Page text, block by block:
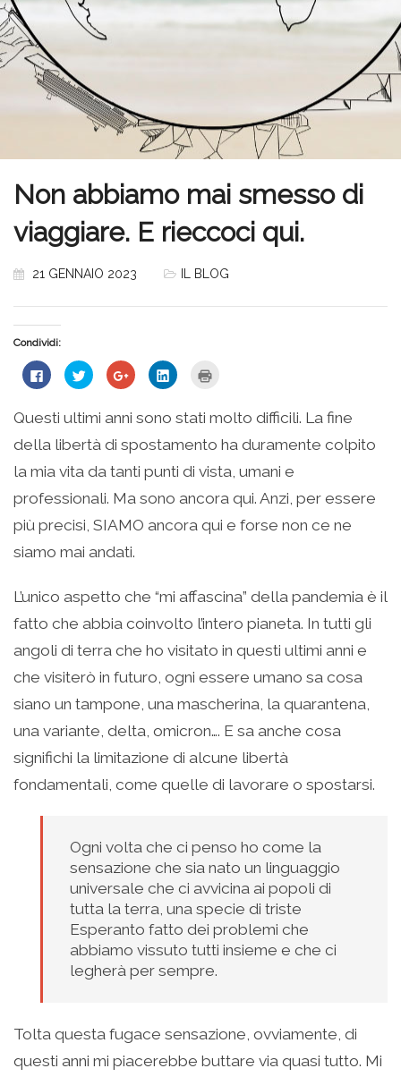
Non abbiamo mai smesso di
viaggiare. E rieccoci qui.
21 GENNAIO 2023 IL BLOG
Condividi:
Fai
clic
su
Facebook
(Si
apre
una
nuova
finestra)
Fai
clic
condividere
su
Twitter
(Si
in
una
nuova
finestra)
Fai
clic
condividere
su
Google+
(Si
apre
in
una
finestra)
Fai
clic
condividere
su
LinkedIn
(Si
in
una
finestra)
stampare
(Si
apre
in
nuova
finestra)
Questi ultimi anni sono stati molto difficili. La fine
della libertà di spostamento ha duramente colpito
la mia vita da tanti punti di vista, umani e
professionali. Ma sono ancora qui. Anzi, per essere
più precisi, SIAMO ancora qui e forse non ce ne
siamo mai andati.
L’unico aspetto che “mi affascina” della pandemia è il
fatto che abbia coinvolto l’intero pianeta. In tutti gli
angoli di terra che ho visitato in questi ultimi anni e
che visiterò in futuro, ogni essere umano sa cosa
siano un tampone, una mascherina, la quarantena,
una variante, delta, omicron…. E sa anche cosa
significhi la limitazione di alcune libertà
fondamentali, come quelle di lavorare o spostarsi.
Ogni volta che ci penso ho come la
sensazione che sia nato un linguaggio
universale che ci avvicina ai popoli di
tutta la terra, una specie di triste
Esperanto fatto dei problemi che
abbiamo vissuto tutti insieme e che ci
legherà per sempre.
Tolta questa fugace sensazione, ovviamente, di
questi anni mi piacerebbe buttare via quasi tutto. Mi